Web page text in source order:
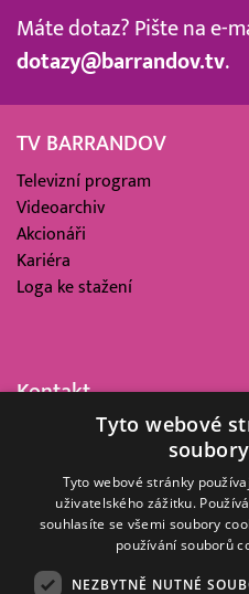
Máte dotaz? Pište na e-
dotazy@barrandov.tv.
TV BARRANDOV
Televizní program
Videoarchiv
Akcionáři
Kariéra
Loga ke stažení
Kontakt
Barrandov Televizní Studio,
Kříženeckého nám. 322
152 00 Praha 5
IČ 416 93 311
Tyto webové
Tyto webové stránky
uživatelského zážitku.
souhlasíte se všemi soubory
používání souborů
NEZBYTNĚ NUTNÉ